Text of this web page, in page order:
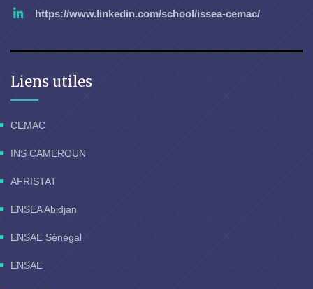
https://www.linkedin.com/school/issea-cemac/
Liens utiles
CEMAC
INS CAMEROUN
AFRISTAT
ENSEA Abidjan
ENSAE Sénégal
ENSAE